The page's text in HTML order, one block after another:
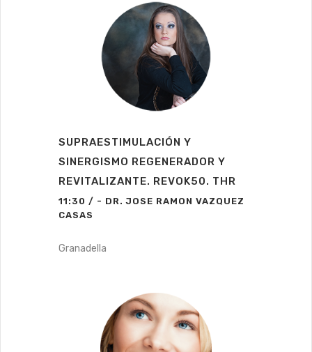
SUPRAESTIMULACIÓN Y
SINERGISMO REGENERADOR Y
REVITALIZANTE. REVOK50. THR
11:30 / - DR. JOSE RAMON VAZQUEZ
CASAS
Granadella